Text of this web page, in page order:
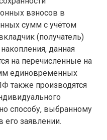
взносов в
сумм с учётом
(получатель)
данная
на перечисленные на
единовременных
также производятся
способу, выбранному
его заявлении.